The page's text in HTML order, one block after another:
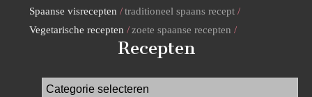
Spaanse visrecepten
traditioneel spaans recept
Vegetarische recepten
zoete spaanse recepten
Recepten